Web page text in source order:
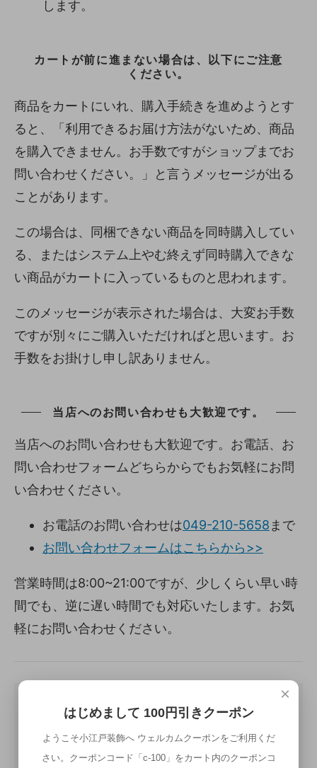
します。
カートが前に進まない場合は、以下にご注意
ください。
商品をカートにいれ、購入手続きを進めようとす
ると、「利用できるお届け方法がないため、商品
を購入できません。お手数ですがショップまでお
問い合わせください。」と言うメッセージが出る
ことがあります。
この場合は、同梱できない商品を同時購入してい
る、またはシステム上やむ終えず同時購入できな
い商品がカートに入っているものと思われます。
このメッセージが表示された場合は、大変お手数
ですが別々にご購入いただければと思います。お
手数をお掛けし申し訳ありません。
当店へのお問い合わせも大歓迎です。
当店へのお問い合わせも大歓迎です。お電話、お
問い合わせフォームどちらからでもお気軽にお問
い合わせください。
お電話のお問い合わせは049-210-5658 まで
お問い合わせフォームはこちらから>>
営業時間は8:00~21:00ですが、少しくらい早い時
間でも、逆に遅い時間でも対応いたします。お気
軽にお問い合わせください。
×
はじめまして 100円引きクーポン
ようこそ小江戸装飾へ ウェルカムクーポンをご利用くだ
さい。クーポンコード「c-100」をカート内のクーポンコ